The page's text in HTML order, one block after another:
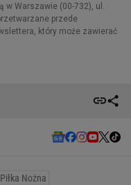
Piłka Nożna